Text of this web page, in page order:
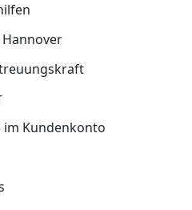
im Kundenkonto